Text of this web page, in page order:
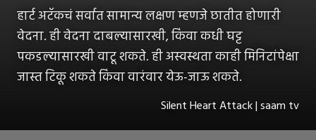
हार्ट अटॅकचं सर्वात सामान्य लक्षण म्हणजे छातीत होणारी
वेदना. ही वेदना दाबल्यासारखी, किंवा कधी घट्ट
पकडल्यासारखी वाटू शकते. ही अस्वस्थता काही मिनिटांपेक्षा
जास्त टिकू शकते किंवा वारंवार येऊ-जाऊ शकते.
Silent Heart Attack | saam tv